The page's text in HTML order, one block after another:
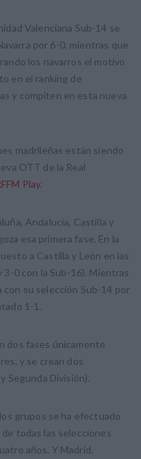
Valenciana Sub-14 se
por 6-0, mientras que
los navarros el motivo
en el ranking de
y compiten en esta nueva
madrileñas están siendo
OTT de la Real
Play.
Andalucía, Castilla y
esa primera fase. En la
a Castilla y León en las
0 con la Sub-16). Mientras
con su selección Sub-14 por
1-1.
dos fases únicamente
y se crean dos
Segunda División).
grupos se ha efectuado
todas las selecciones
años. Y Madrid,